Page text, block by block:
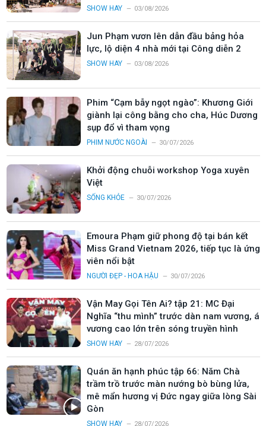
SHOW HAY 03/08/2026
Jun Phạm vươn lên dẫn đầu bảng hỏa
lực, lộ diện 4 nhà mới tại Công diễn 2
SHOW HAY 03/08/2026
Phim “Cạm bẫy ngọt ngào”: Khương Giới
giành lại công bằng cho cha, Húc Dương
sụp đổ vì tham vọng
PHIM NƯỚC NGOÀI 30/07/2026
Khởi động chuỗi workshop Yoga xuyên
Việt
SỐNG KHỎE 30/07/2026
Emoura Phạm giữ phong độ tại bán kết
Miss Grand Vietnam 2026, tiếp tục là ứng
viên nổi bật
NGƯỜI ĐẸP - HOA HẬU 30/07/2026
Vận May Gọi Tên Ai? tập 21: MC Đại
Nghĩa “thu mình” trước dàn nam vương, á
vương cao lớn trên sóng truyền hình
SHOW HAY 28/07/2026
Quán ăn hạnh phúc tập 66: Năm Chà
trầm trồ trước màn nướng bò bùng lửa,
mê mẩn hương vị Đức ngay giữa lòng Sài
Gòn
SHOW HAY 28/07/2026